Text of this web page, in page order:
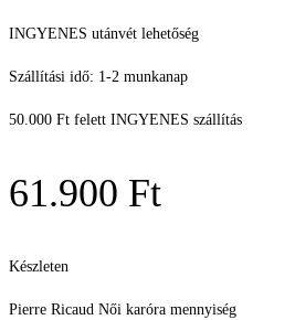
INGYENES utánvét lehetőség
Szállítási idő: 1-2 munkanap
50.000 Ft felett INGYENES szállítás
61.900 Ft
Készleten
Pierre Ricaud Női karóra mennyiség